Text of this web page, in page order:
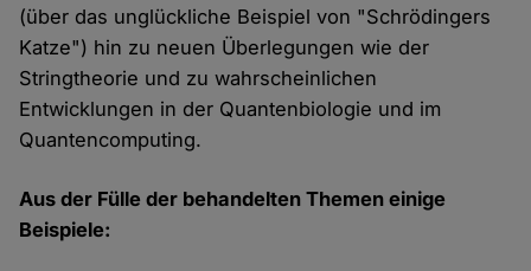
(über das unglückliche Beispiel von "Schrödingers
Katze") hin zu neuen Überlegungen wie der
Stringtheorie und zu wahrscheinlichen
Entwicklungen in der Quantenbiologie und im
Quantencomputing.
Aus der Fülle der behandelten Themen einige
Beispiele: